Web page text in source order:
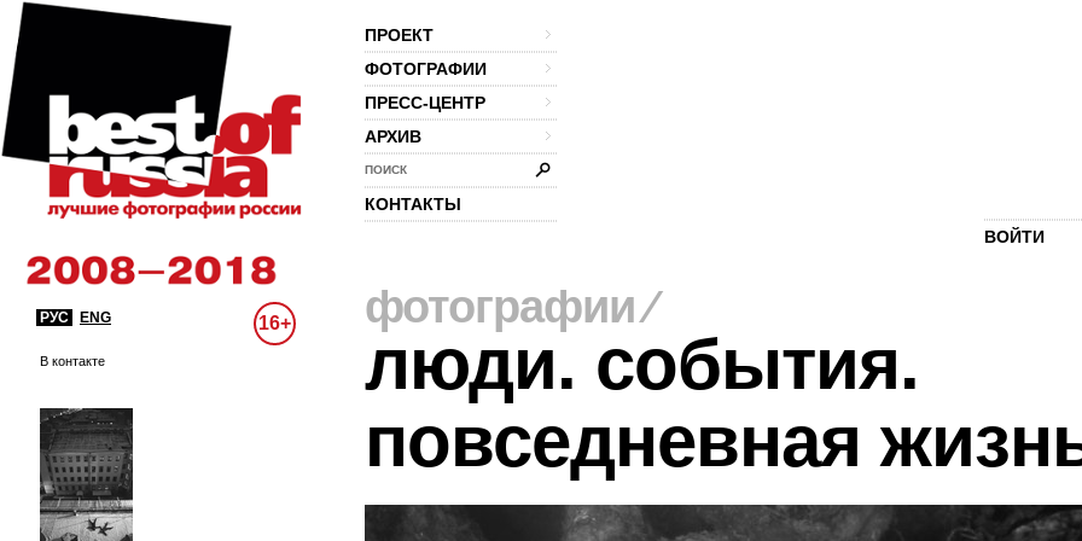
ПРОЕКТ
ФОТОГРАФИИ
ПРЕСС-ЦЕНТР
АРХИВ
ПОИСК
КОНТАКТЫ
ВОЙТИ
РУС ENG 16+
В контакте
фотографии⁄
люди. события.
повседневная